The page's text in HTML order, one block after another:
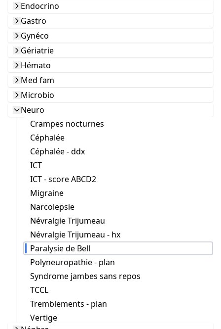
Endocrino
Gastro
Gynéco
Gériatrie
Hémato
Med fam
Microbio
Neuro
Crampes nocturnes
Céphalée
Céphalée - ddx
ICT
ICT - score ABCD2
Migraine
Narcolepsie
Névralgie Trijumeau
Névralgie Trijumeau - hx
Paralysie de Bell
Polyneuropathie - plan
Syndrome jambes sans repos
TCCL
Tremblements - plan
Vertige